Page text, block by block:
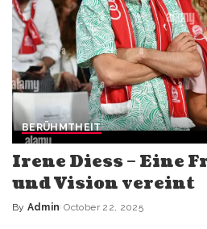
BERÜHMTHEIT
Irene Diess – Eine
und Vision vereint
Posted
By Admin October 22, 2025